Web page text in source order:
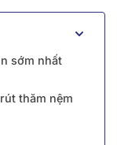
sớm nhất
thăm nệm